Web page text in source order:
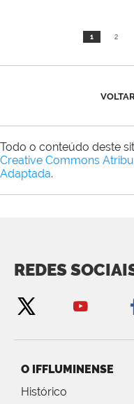
1 2
Todo o conteúdo deste
Creative Commons
Adaptada.
REDES
O IFFLUMINENSE
Histórico